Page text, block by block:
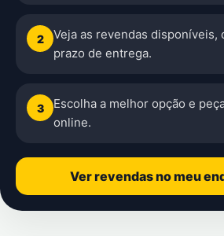
2
Veja as revendas disponíveis,
prazo de entrega.
3
Escolha a melhor opção e
online.
Ver revendas no meu